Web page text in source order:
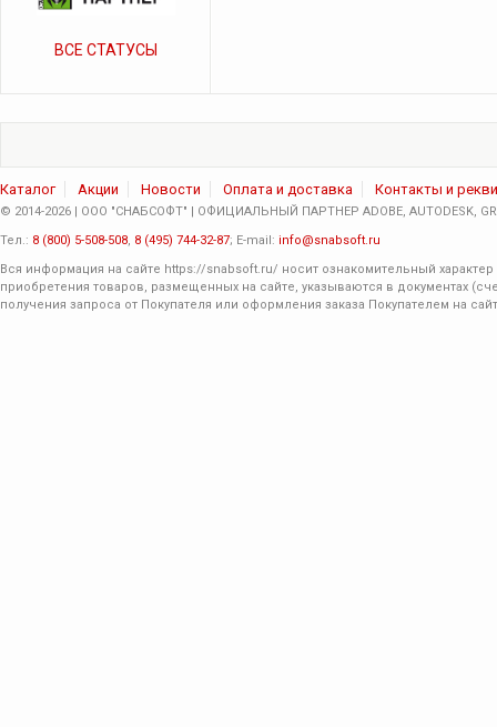
ВСЕ СТАТУСЫ
Каталог Акции Новости Оплата и доставка Контакты и
© 2014-2026 | ООО "СНАБСОФТ" | ОФИЦИАЛЬНЫЙ ПАРТНЕР ADOBE, AUTODESK,
Тел.: 8 (800) 5-508-508, 8 (495) 744-32-87; E-mail: info@snabsoft.ru
Вся информация на сайте https://snabsoft.ru/ носит ознакомительный
приобретения товаров, размещенных на сайте, указываются в документах
получения запроса от Покупателя или оформления заказа Покупателем на